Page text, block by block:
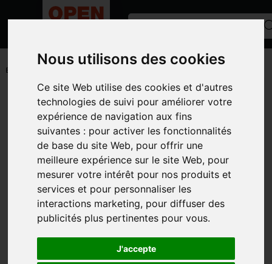
Nous utilisons des cookies
Ce site Web utilise des cookies et d'autres
technologies de suivi pour améliorer votre
expérience de navigation aux fins
suivantes : pour activer les fonctionnalités
de base du site Web, pour offrir une
meilleure expérience sur le site Web, pour
mesurer votre intérêt pour nos produits et
services et pour personnaliser les
interactions marketing, pour diffuser des
publicités plus pertinentes pour vous.
J'accepte
ACCUEIL /ANNONCES/EQUIPEMENT VINICOLE/
ETIQUETEUSE
Toutes les catégories
CATÉGORIES
MARQUES
MODÈLE
TYPE D'ANNONCE
PHOTOS